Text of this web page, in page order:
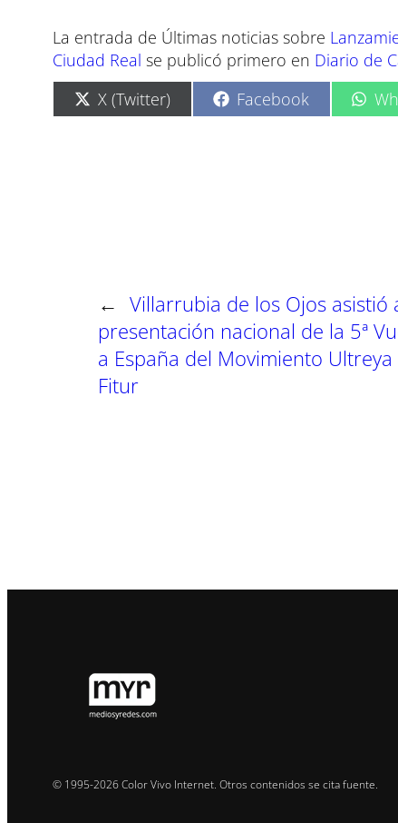
La entrada de Últimas noticias sobre
Ciudad Real se publicó primero en Diario de
C
o
X (Twitter) C
o
Facebook C
o
← Villarrubia de los Ojos asistió
presentación nacional de la 5ª
a España del Movimiento Ultreya
Fitur
© 1995-2026 Color Vivo Internet. Otros contenidos se cita fuente.